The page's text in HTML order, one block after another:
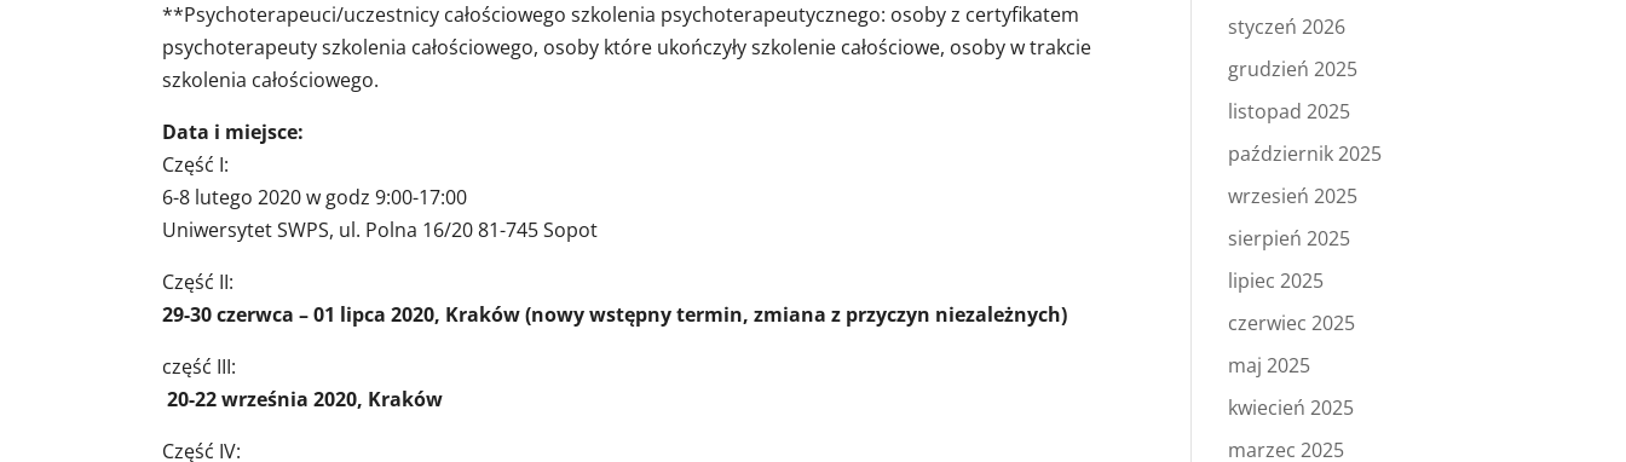
**Psychoterapeuci/uczestnicy całościowego szkolenia psychoterapeutycznego: osoby z certyfikatem
psychoterapeuty szkolenia całościowego, osoby które ukończyły szkolenie całościowe, osoby w trakcie
szkolenia całościowego.
Data i miejsce:
Część I:
6-8 lutego 2020 w godz 9:00-17:00
Uniwersytet SWPS, ul. Polna 16/20 81-745 Sopot
Część II:
29-30 czerwca – 01 lipca 2020, Kraków (nowy wstępny termin, zmiana z przyczyn niezależnych)
część III:
20-22 września 2020, Kraków
Część IV:
styczeń 2026
grudzień 2025
listopad 2025
październik 2025
wrzesień 2025
sierpień 2025
lipiec 2025
czerwiec 2025
maj 2025
kwiecień 2025
marzec 2025